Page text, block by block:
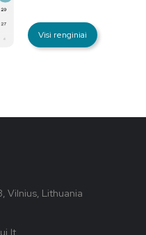
Visi renginiai
Vilnius, Lithuania